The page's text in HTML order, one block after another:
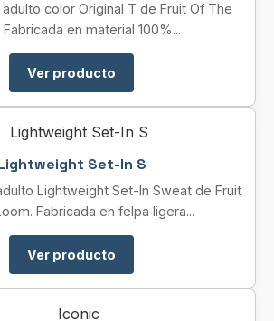
color Original T de Fruit Of The
en material 100%...
Ver producto
Set-In S
Lightweight Set-In Sweat de Fruit
Fabricada en felpa ligera...
Ver producto